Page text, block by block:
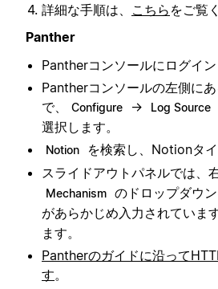
詳細な手順は、 こちら をご覧
Panther
Pantherコンソールにログイン
Pantherコンソールの左側に
で、
Configure → Log Source
選択します。
Notion
を検索し、Notionタイ
スライドアウトパネルでは、
Mechanism のドロップダウ
があらかじめ入力されています
ます。
Pantherのガイドに沿って
す。